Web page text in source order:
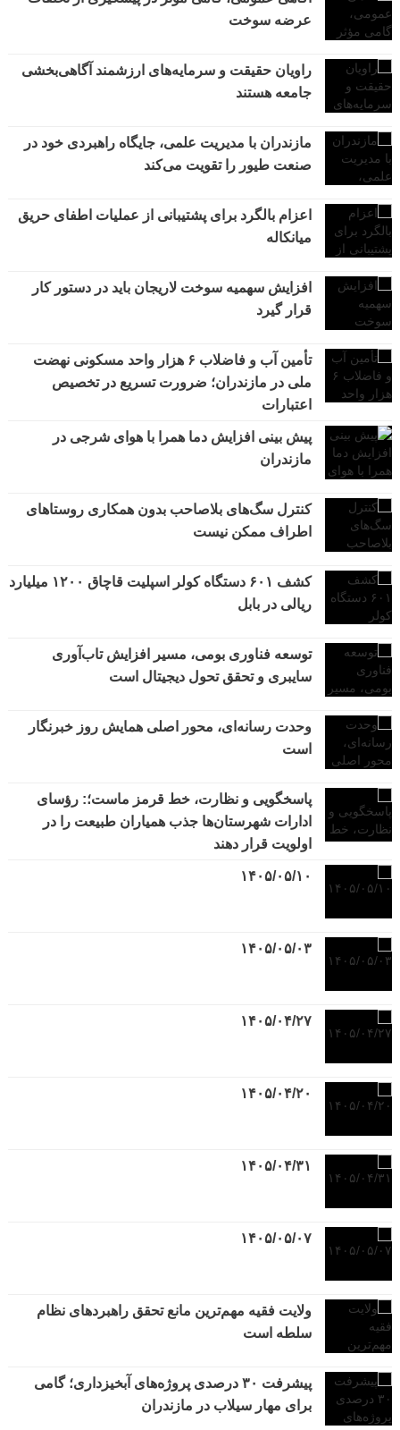
عرضه سوخت
راویان حقیقت و سرمایه‌های ارزشمند آگاهی‌بخشی
جامعه هستند
مازندران با مدیریت علمی، جایگاه راهبردی خود در
صنعت طیور را تقویت می‌کند
اعزام بالگرد برای پشتیبانی از عملیات اطفای حریق
میانکاله
افزایش سهمیه سوخت لاریجان باید در دستور کار
قرار گیرد
تأمین آب و فاضلاب ۶ هزار واحد مسکونی نهضت
ملی در مازندران؛ ضرورت تسریع در تخصیص
اعتبارات
پیش بینی افزایش دما همرا با هوای شرجی در
مازندران
کنترل سگ‌های بلاصاحب بدون همکاری روستاهای
اطراف ممکن نیست
کشف ۶۰۱ دستگاه کولر اسپلیت قاچاق ۱۲۰۰ میلیارد
ریالی در بابل
توسعه فناوری بومی، مسیر افزایش تاب‌آوری
سایبری و تحقق تحول دیجیتال است
وحدت رسانه‌ای، محور اصلی همایش روز خبرنگار
است
پاسخگویی و نظارت، خط قرمز ماست؛: رؤسای
ادارات شهرستان‌ها جذب همیاران طبیعت را در
اولویت قرار دهند
۱۴۰۵/۰۵/۱۰
۱۴۰۵/۰۵/۰۳
۱۴۰۵/۰۴/۲۷
۱۴۰۵/۰۴/۲۰
۱۴۰۵/۰۴/۳۱
۱۴۰۵/۰۵/۰۷
ولایت فقیه مهم‌ترین مانع تحقق راهبردهای نظام
سلطه است
پیشرفت ۳۰ درصدی پروژه‌های آبخیزداری؛ گامی
برای مهار سیلاب در مازندران